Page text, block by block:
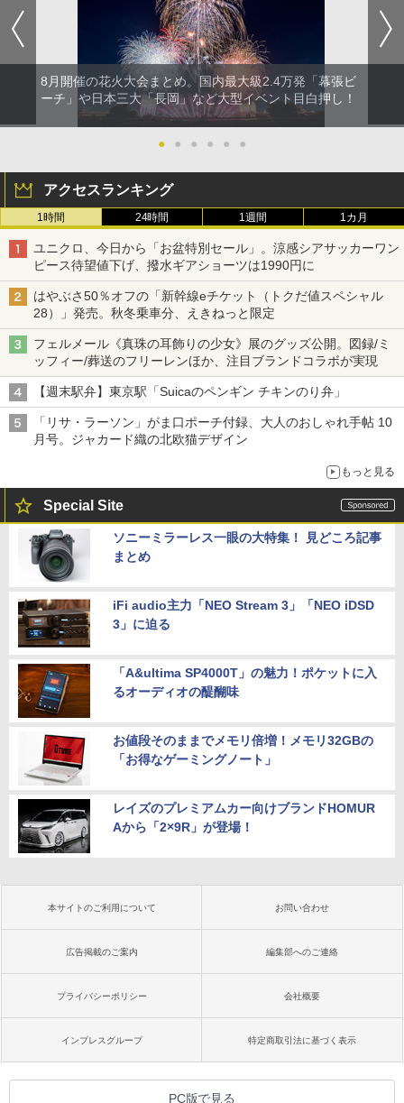
8月開催の花火大会まとめ。国内最大級2.4万発「幕張ビ
ーチ」や日本三大「長岡」など大型イベント目白押し！
● ● ● ● ● ●
アクセスランキング
1時間 24時間 1週間 1カ月
ユニクロ、今日から「お盆特別セール」。涼感シアサッカーワン
ピース待望値下げ、撥水ギアショーツは1990円に
はやぶさ50％オフの「新幹線eチケット（トクだ値スペシャル
28）」発売。秋冬乗車分、えきねっと限定
フェルメール《真珠の耳飾りの少女》展のグッズ公開。図録/ミ
ッフィー/葬送のフリーレンほか、注目ブランドコラボが実現
【週末駅弁】東京駅「Suicaのペンギン チキンのり弁」
「リサ・ラーソン」がま口ポーチ付録、大人のおしゃれ手帖 10
月号。ジャカード織の北欧猫デザイン
もっと見る
Special Site
ソニーミラーレス一眼の大特集！ 見どころ記事
まとめ
iFi audio主力「NEO Stream 3」「NEO iDSD
3」に迫る
「A&ultima SP4000T」の魅力！ポケットに入
るオーディオの醍醐味
お値段そのままでメモリ倍増！メモリ32GBの
「お得なゲーミングノート」
レイズのプレミアムカー向けブランドHOMUR
Aから「2×9R」が登場！
本サイトのご利用について お問い合わせ
広告掲載のご案内 編集部へのご連絡
プライバシーポリシー 会社概要
インプレスグループ 特定商取引法に基づく表示
PC版で見る